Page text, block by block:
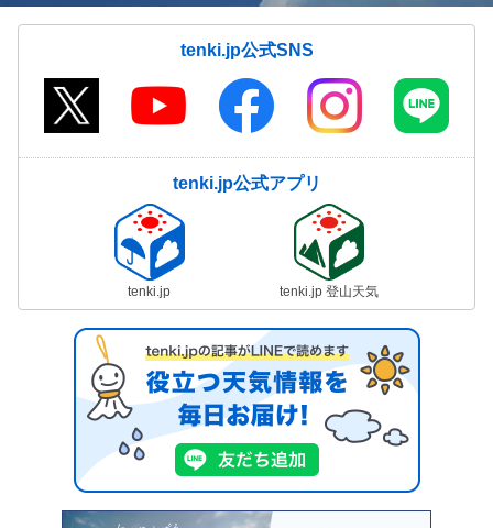
tenki.jp公式SNS
tenki.jp公式アプリ
tenki.jp tenki.jp 登山天気